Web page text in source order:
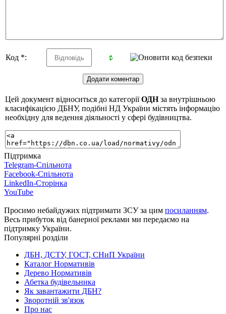
Код *:
Цей документ відноситься до категоріїОДНза внутрішньою
класифікацією ДБНУ, подібні НД України містять інформацію
необхідну для ведення діяльності у сфері будівництва.
Підтримка
Telegram-Спільнота
Facebook-Спільнота
LinkedIn-Сторінка
YouTube
Просимо небайдужих підтримати ЗСУ за цим посиланням.
Весь прибуток від банерної реклами ми передаємо на
підтримку України.
Популярні розділи
ДБН, ДСТУ, ГОСТ, СНиП України
Каталог Нормативів
Дерево Нормативів
Абетка будівельника
Як завантажити ДБН?
Зворотній зв'язок
Про нас